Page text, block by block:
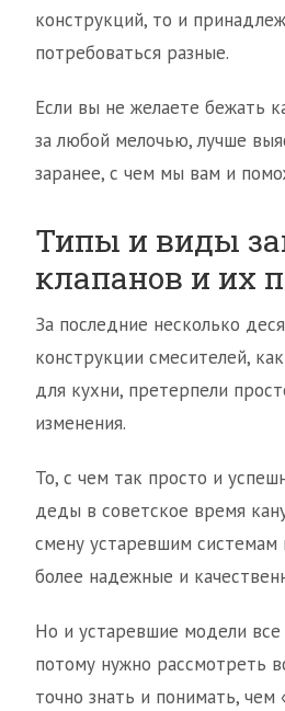
конструкций, то и
потребоваться разные.
Если вы не желаете бежать
за любой мелочью, лучше
заранее, с чем мы вам и
Типы и виды
клапанов и их
За последние несколько
конструкции смесителей,
для кухни, претерпели
изменения.
То, с чем так просто и
деды в советское время
смену устаревшим
более надежные и
Но и устаревшие модели
потому нужно рассмотреть
точно знать и понимать, чем